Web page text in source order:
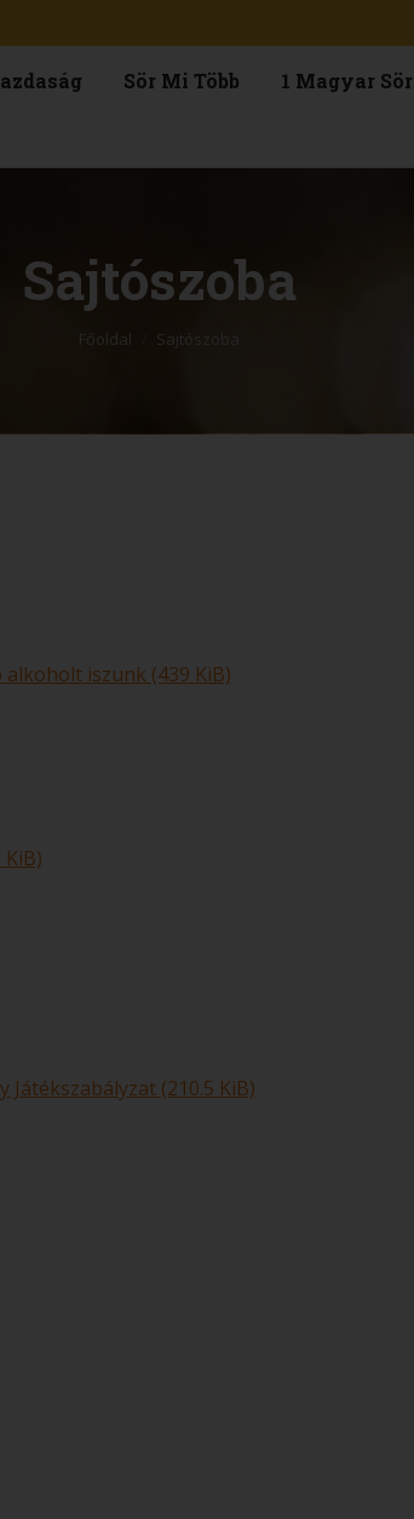
Sör Mi Több 1 Magyar Sör
Sajtószoba
You are here:
Főoldal Sajtószoba
iszunk (439 KiB)
(210.5 KiB)